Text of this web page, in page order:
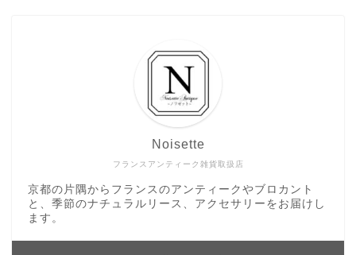
フランスアンティーク雑貨取扱店
Noisette
京都の片隅からフランスのアンティークやブロカント
と、季節のナチュラルリース、アクセサリーをお届けし
ます。